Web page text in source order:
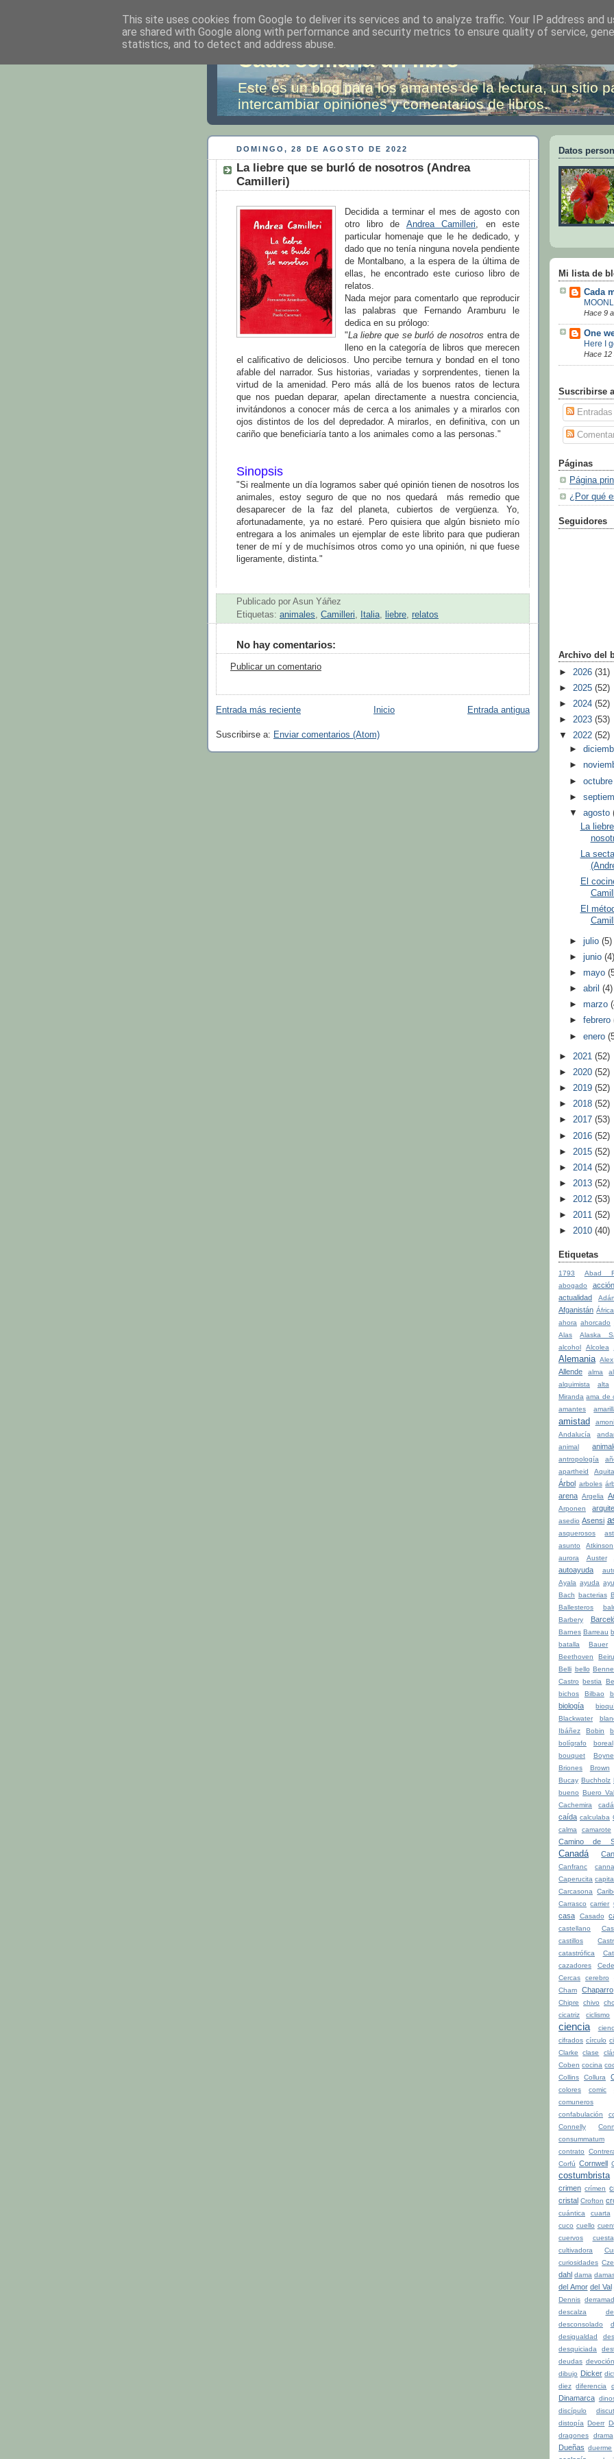
Cada semana un libro
Este es un blog para los amantes de la lectura, un sitio
intercambiar opiniones y comentarios de libros.
DOMINGO, 28 DE AGOSTO DE 2022
La liebre que se burló de nosotros (Andrea
Camilleri)
Decidida a terminar el mes de agosto con
otro libro de Andrea Camilleri, en este
particular homenaje que le he dedicado, y
dado que no tenía ninguna novela pendiente
de Montalbano, a la espera de la última de
ellas, he encontrado este curioso libro de
relatos.
Nada mejor para comentarlo que reproducir
las palabras que Fernando Aramburu le
dedica en su prólogo:
"La liebre que se burló de nosotros entra de
lleno en la categoría de libros que merecen
el calificativo de deliciosos. Uno percibe ternura y bondad en el tono
afable del narrador. Sus historias, variadas y sorprendentes, tienen la
virtud de la amenidad. Pero más allá de los buenos ratos de lectura
que nos puedan deparar, apelan directamente a nuestra conciencia,
invitándonos a conocer más de cerca a los animales y a mirarlos con
ojos distintos de los del depredador. A mirarlos, en definitiva, con un
cariño que beneficiaría tanto a los animales como a las personas."
Sinopsis
"Si realmente un día logramos saber qué opinión tienen de nosotros los
animales, estoy seguro de que no nos quedará más remedio que
desaparecer de la faz del planeta, cubiertos de vergüenza. Yo,
afortunadamente, ya no estaré. Pero quisiera que algún bisnieto mío
entregara a los animales un ejemplar de este librito para que pudieran
tener de mí y de muchísimos otros como yo una opinión, ni que fuese
ligeramente, distinta."
Publicado por Asun Yáñez
Etiquetas: animales, Camilleri, Italia, liebre, relatos
No hay comentarios:
Publicar un comentario
Entrada más reciente Entrada antigua
Inicio
Suscribirse a: Enviar comentarios (Atom)
Datos
Mi lista de
Cada
Hace 9
One
Here I
Hace 12
Suscribirse a
Entradas
Páginas
Página
¿Por qué
Seguidores
Archivo del
► 2026 (31)
► 2025 (52)
► 2024 (52)
► 2023 (53)
▼ 2022 (52)
►
►
►
►
▼agosto
La
La
El
El
►julio(5)
►junio(4)
►mayo
►abril(4)
►marzo
►febrero
►enero
► 2021 (52)
► 2020 (52)
► 2019 (52)
► 2018 (52)
► 2017 (53)
► 2016 (52)
► 2015 (52)
► 2014 (52)
► 2013 (52)
► 2012 (53)
► 2011 (52)
► 2010 (40)
Etiquetas
1793 Abad
abogado
acción
actualidad Adán
Afganistán África
ahora ahorcado
Alas
Alaska
alcohol
Alcolea
Alemania Alex
Allende alma
alquimista
alta
Miranda ama de
amantes
amistad
Andalucía
animal
antropología
apartheid
Árbol arboles
arena Argelia
Arponen
asedio Asensi
asquerosos
asunto
Atkinson
aurora
Auster
autoayuda
Ayala ayuda
Bach bacterias
Ballesteros
Barbery
Barnes Barreau
batalla
Bauer
Beethoven
Belli bello
Castro bestia
bichos
Bilbao
biología
Blackwater
Ibáñez
Bobin
bolígrafo
boreal
bouquet
Boyne
Briones Brown
Bucay Buchholz
bueno Buero
Cachemira
caída calculaba
calma
camarote
Camino de
Canadá
Canfranc
Caperucita
Carcasona
Carrasco carrier
casa Casado
castellano
castillos
catastrófica
cazadores
Cercas
cerebro
Cham
Chaparro
Chipre chivo
cicatriz
ciclismo
ciencia
cifrados círculo
Clarke
clase
Coben cocina
Collins
Collura
colores
comic
comuneros
confabulación
Connelly
consummatum
contrato
Corfú Cornwell
costumbrista
crimen crímen
cristal Crofton
cuántica
cuarta
cuco cuello
cuervos
cuesta
cultivadora
curiosidades
dahl dama
del Amor del Val
Dennis
descalza
desconsolado
desigualdad
desquiciada
deudas devoción
dibujo Dicker
diez diferencia
Dinamarca
discípulo
distopía Doerr
dragones
drama
Dueñas duerme
This site uses cookies from Google to deliver its services and to analyze traffic. Your IP address and
are shared with Google along with performance and security metrics to ensure quality of service,
statistics, and to detect and address abuse.